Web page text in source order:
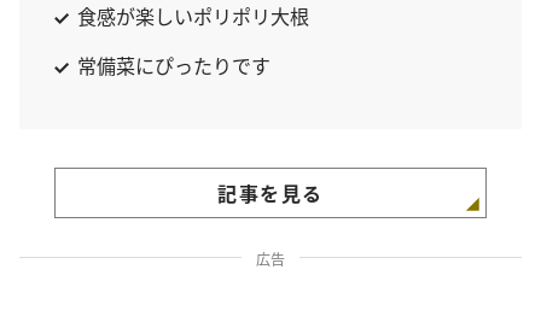
食感が楽しいポリポリ大根
常備菜にぴったりです
記事を見る
広告